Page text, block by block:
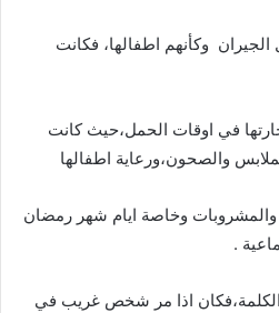
الجيران وكأنهم اطفالها، فكانت
في اوقات الحمل،حيث كانت
والصحون،ورعاية اطفالها
والمشروبات وخاصة ايام شهر رمضان
.
اذا مر شخص غريب في